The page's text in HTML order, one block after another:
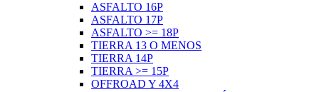
ASFALTO 16P
ASFALTO 17P
ASFALTO >= 18P
TIERRA 13 O MENOS
TIERRA 14P
TIERRA >= 15P
OFFROAD Y 4X4